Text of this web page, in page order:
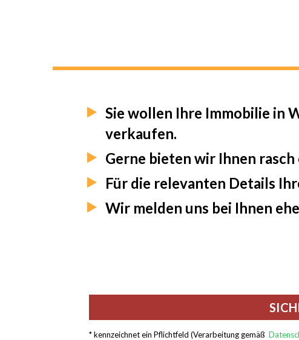
Sie wollen Ihre Immobilie in
verkaufen.
Gerne bieten wir Ihnen
Für die relevanten Details
Wir melden uns bei Ihnen
* kennzeichnet ein Pflichtfeld (Verarbeitung gemäß